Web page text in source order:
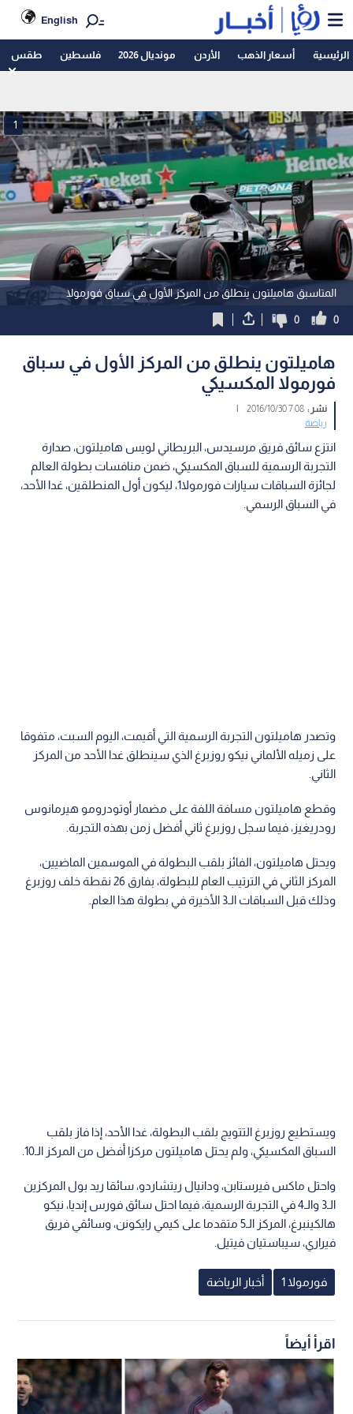
English
الرئيسية أسعار الذهب الأردن مونديال 2026 فلسطين طقس
المتاسبق هاميلتون ينطلق من المركز الأول في سباق فورمولا
1
0
0
هاميلتون ينطلق من المركز الأول في سباق
فورمولا المكسيكي
نشر :7:08 2016/10/30
|
رياضة
انتزع سائق فريق مرسيدس، البريطاني لويس هاميلتون، صدارة
التجربة الرسمية للسباق المكسيكي، ضمن منافسات بطولة العالم
لجائزة السباقات سيارات فورمولا1، ليكون أول المنطلقين، غدا الأحد،
في السباق الرسمي.
وتصدر هاميلتون التجربة الرسمية التي أقيمت، اليوم السبت، متفوقا
على زميله الألماني نيكو روزبرغ الذي سينطلق غدا الأحد من المركز
الثاني.
وقطع هاميلتون مسافة اللفة على مضمار أوتودرومو هيرمانوس
رودريغيز، فيما سجل روزبرغ ثاني أفضل زمن بهذه التجربة.
ويحتل هاميلتون، الفائز بلقب البطولة في الموسمين الماضيين،
المركز الثاني في الترتيب العام للبطولة، بفارق 26 نقطة خلف روزبرغ
وذلك قبل السباقات الـ3 الأخيرة في بطولة هذا العام.
ويستطيع روزبرغ التتويج بلقب البطولة، غدا الأحد، إذا فاز بلقب
السباق المكسيكي، ولم يحتل هاميلتون مركزا أفضل من المركز الـ10.
واحتل ماكس فيرستابن، ودانيال ريتشاردو، سائقا ريد بول المركزين
الـ3 والـ4 في التجربة الرسمية، فيما احتل سائق فورس إنديا، نيكو
هالكينبرغ، المركز الـ5 متقدما على كيمي رايكونن، وسائقي فريق
فيراري، سيباستيان فيتيل.
فورمولا 1 أخبار الرياضة
اقرأ أيضاً